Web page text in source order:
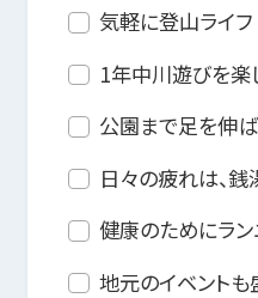
気軽に登山ライフ
1年中川遊びを楽
公園まで足を伸ば
日々の疲れは、
健康のためにラン
地元のイベントも